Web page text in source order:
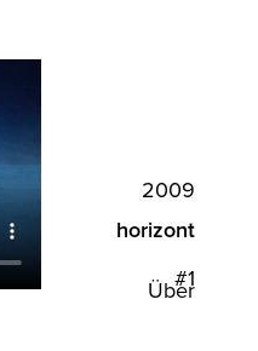
Über
2009
horizont
#1